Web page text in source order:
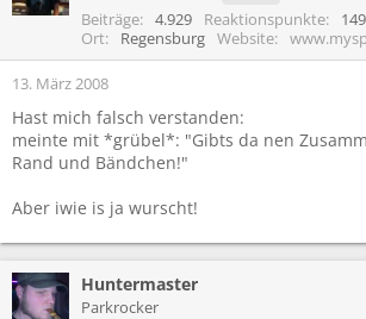
Beiträge 4.929 Reaktionspunkte 149
Ort
Regensburg Website
13. März 2008
Hast mich falsch verstanden:
meinte mit *grübel*: "Gibts da nen
Rand und Bändchen!"
Aber iwie is ja wurscht!
Huntermaster
Parkrocker